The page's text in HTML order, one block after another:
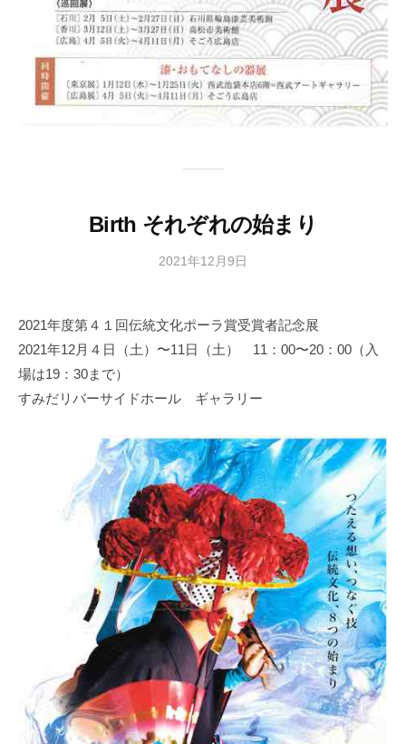
Birth それぞれの始まり
2021年12月9日
本
文
協
会
事
務
局
2021年度第４１回伝統文化ポーラ賞受賞者記念展
2021年12月４日（土）〜11日（土） 11：00〜20：00（入
場は19：30まで）
すみだリバーサイドホール ギャラリー